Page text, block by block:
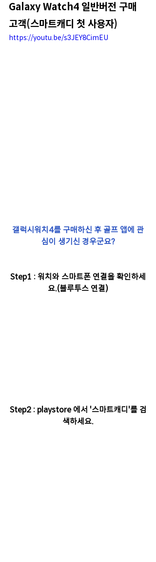
Galaxy Watch4 일반버전 구매
고객(스마트캐디 첫 사용자)
https://youtu.be/s3JEY8CimEU
갤럭시워치4를 구매하신 후 골프 앱에 관
심이 생기신 경우군요?
Step1 : 워치와 스마트폰 연결을 확인하세
요.(블루투스 연결)
Step2 : playstore 에서 '스마트캐디'를 검
색하세요.